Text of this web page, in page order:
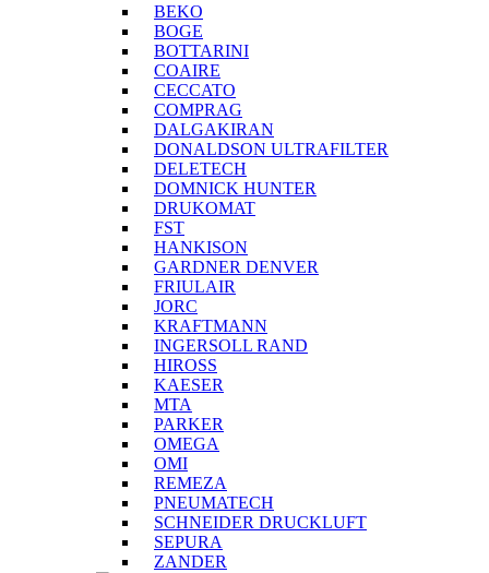
BEKO
BOGE
BOTTARINI
COAIRE
CECCATO
COMPRAG
DALGAKIRAN
DONALDSON ULTRAFILTER
DELETECH
DOMNICK HUNTER
DRUKOMAT
FST
HANKISON
GARDNER DENVER
FRIULAIR
JORC
KRAFTMANN
INGERSOLL RAND
HIROSS
KAESER
MTA
PARKER
OMEGA
OMI
REMEZA
PNEUMATECH
SCHNEIDER DRUCKLUFT
SEPURA
ZANDER